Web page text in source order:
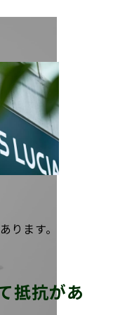
ります。
抵抗があ